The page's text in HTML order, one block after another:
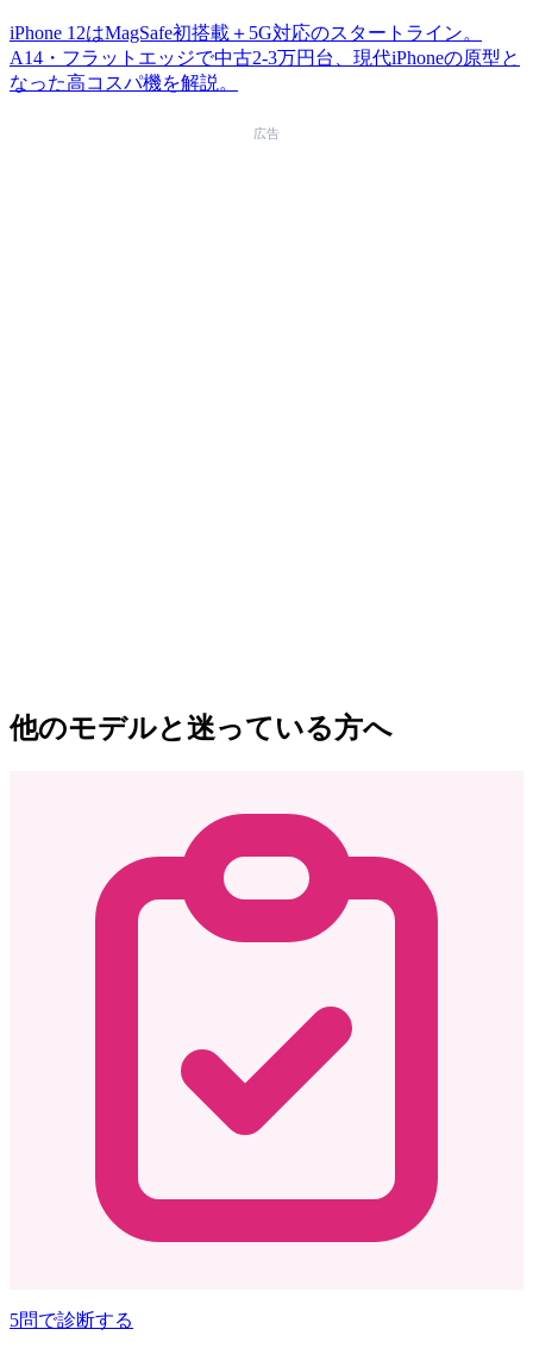
iPhone 12はMagSafe初搭載＋5G対応のスタートライン。
A14・フラットエッジで中古2-3万円台、現代iPhoneの原型と
なった高コスパ機を解説。
広告
他のモデルと迷っている方へ
5問で診断する